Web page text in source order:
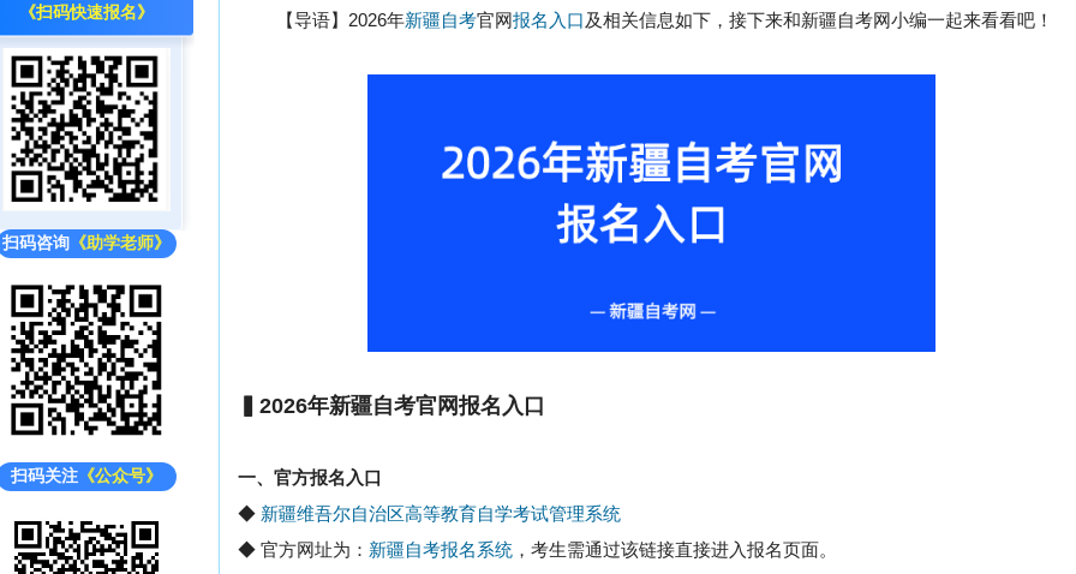
《扫码快速报名》
扫码咨询 《助学老师》
扫码关注 《公众号》
【导语】2026年新疆自考官网报名入口及相关信息如下，接下来和新疆自考网小编一起来看看吧！
▍2026年新疆自考官网报名入口
一、官方报名入口
◆ ‌ 新疆维吾尔自治区高等教育自学考试管理系统‌
◆ 官方网址为： 新疆自考报名系统 ，考生需通过该链接直接进入报名页面‌。